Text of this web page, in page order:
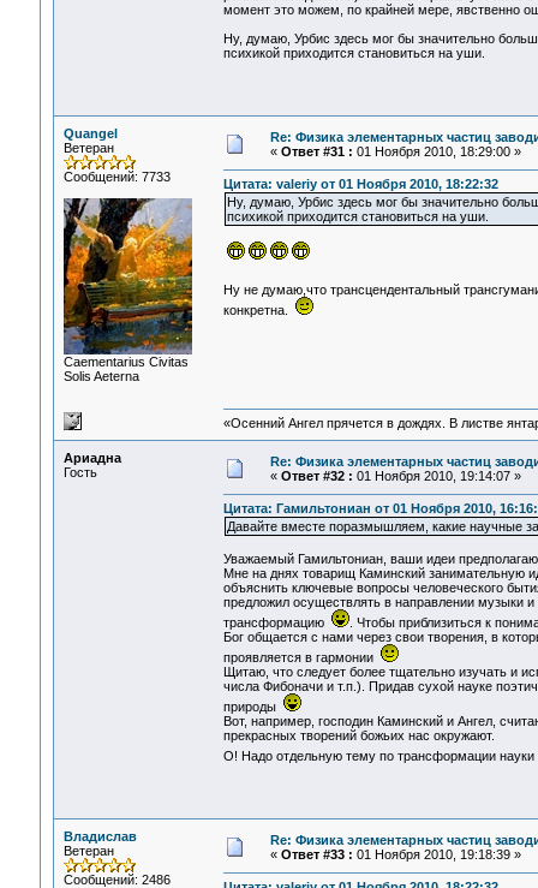
момент это можем, по крайней мере, явственно
Ну, думаю, Урбис здесь мог бы значительно
психикой приходится становиться на уши.
Quangel
Ветеран
Сообщений: 7733
Сaementarius Civitas
Solis Aeterna
Re: Физика элементарных частиц
« Ответ #31 : 01 Ноября 2010, 18:29:00 »
Цитата: valeriy от 01 Ноября 2010, 18:22:32
Ну, думаю, Урбис здесь мог бы значительно
психикой приходится становиться на уши.
Ну не думаю,что трансцендентальный
конкретна.
«Осенний Ангел прячется в дождях. В листве
Ариадна
Гость
Re: Физика элементарных частиц
« Ответ #32 : 01 Ноября 2010, 19:14:07 »
Цитата: Гамильтониан от 01 Ноября 2010,
Давайте вместе поразмышляем, какие научные
Уважаемый Гамильтониан, ваши идеи
Мне на днях товарищ Каминский занимательную
объяснить ключевые вопросы человеческого
предложил осуществлять в направлении музыки
трансформацию
. Чтобы приблизиться к
Бог общается с нами через свои творения, в
проявляется в гармонии
Щитаю, что следует более тщательно изучать и
числа Фибоначи и т.п.). Придав сухой науке
природы
Вот, например, господин Каминский и Ангел,
прекрасных творений божьих нас окружают.
О! Надо отдельную тему по трансформации
Владислав
Ветеран
Сообщений: 2486
Re: Физика элементарных частиц
« Ответ #33 : 01 Ноября 2010, 19:18:39 »